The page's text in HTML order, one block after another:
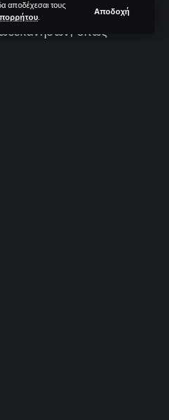
αποδέχεσαι τους
Αποδοχή
ανήκει κι επίσημα
όπως